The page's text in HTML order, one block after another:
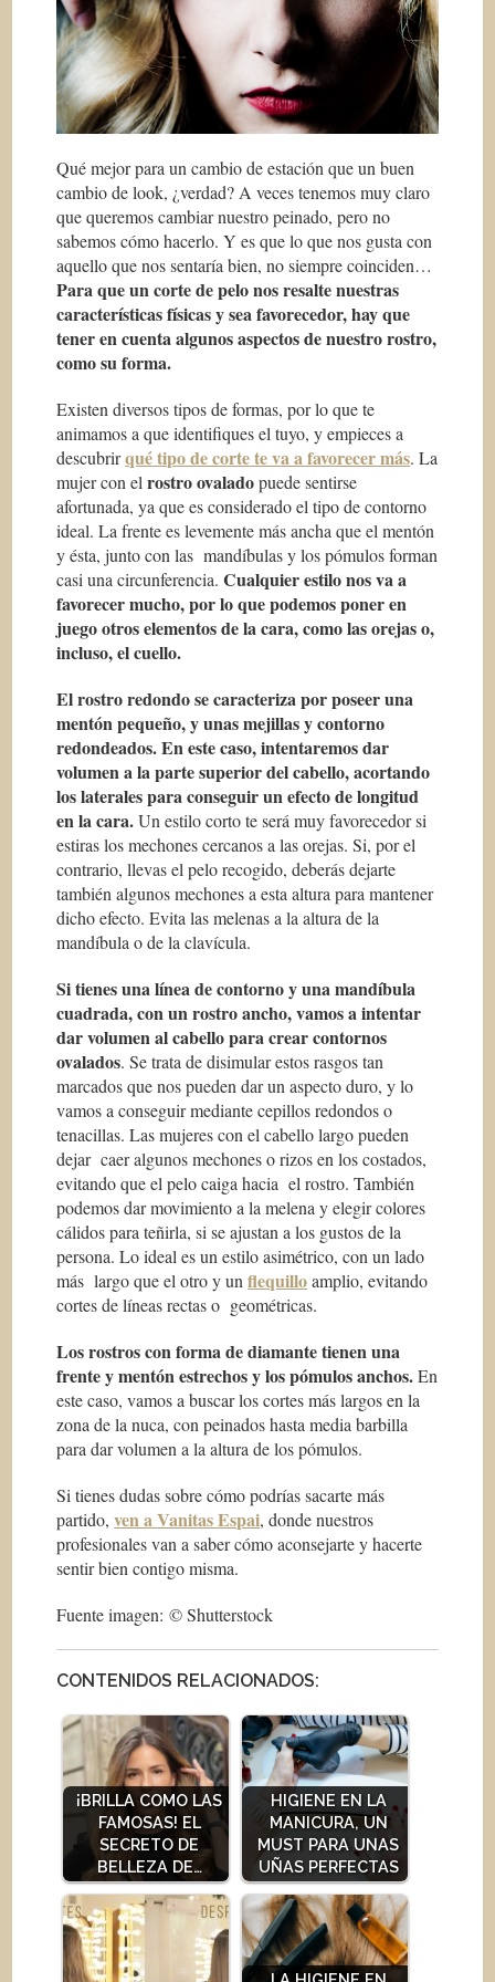
Qué mejor para un cambio de estación que un buen
cambio de look, ¿verdad? A veces tenemos muy claro
que queremos cambiar nuestro peinado, pero no
sabemos cómo hacerlo. Y es que lo que nos gusta con
aquello que nos sentaría bien, no siempre coinciden…
Para que un corte de pelo nos resalte nuestras
características físicas y sea favorecedor, hay que
tener en cuenta algunos aspectos de nuestro rostro,
como su forma.
Existen diversos tipos de formas, por lo que te
animamos a que identifiques el tuyo, y empieces a
descubrirqué tipo de corte te va a favorecer más. La
mujer con elrostro ovaladopuede sentirse
afortunada, ya que es considerado el tipo de contorno
ideal. La frente es levemente más ancha que el mentón
y ésta, junto con las mandíbulas y los pómulos forman
casi una circunferencia.Cualquier estilo nos va a
favorecer mucho, por lo que podemos poner en
juego otros elementos de la cara, como las orejas o,
incluso, el cuello.
El rostro redondo se caracteriza por poseer una
mentón pequeño, y unas mejillas y contorno
redondeados. En este caso, intentaremos dar
volumen a la parte superior del cabello, acortando
los laterales para conseguir un efecto de longitud
en la cara.Un estilo corto te será muy favorecedor si
estiras los mechones cercanos a las orejas. Si, por el
contrario, llevas el pelo recogido, deberás dejarte
también algunos mechones a esta altura para mantener
dicho efecto. Evita las melenas a la altura de la
mandíbula o de la clavícula.
Si tienes una línea de contorno y una mandíbula
cuadrada, con un rostro ancho, vamos a intentar
dar volumen al cabello para crear contornos
ovalados. Se trata de disimular estos rasgos tan
marcados que nos pueden dar un aspecto duro, y lo
vamos a conseguir mediante cepillos redondos o
tenacillas. Las mujeres con el cabello largo pueden
dejar caer algunos mechones o rizos en los costados,
evitando que el pelo caiga hacia el rostro. También
podemos dar movimiento a la melena y elegir colores
cálidos para teñirla, si se ajustan a los gustos de la
persona. Lo ideal es un estilo asimétrico, con un lado
más largo que el otro y unflequilloamplio, evitando
cortes de líneas rectas o geométricas.
Los rostros con forma de diamante tienen una
frente y mentón estrechos y los pómulos anchos.En
este caso, vamos a buscar los cortes más largos en la
zona de la nuca, con peinados hasta media barbilla
para dar volumen a la altura de los pómulos.
Si tienes dudas sobre cómo podrías sacarte más
partido,ven a Vanitas Espai, donde nuestros
profesionales van a saber cómo aconsejarte y hacerte
sentir bien contigo misma.
Fuente imagen: © Shutterstock
CONTENIDOS RELACIONADOS:
¡BRILLA COMO LAS
FAMOSAS! EL
SECRETO DE
BELLEZA DE…
HIGIENE EN LA
MANICURA, UN
MUST PARA UNAS
UÑAS PERFECTAS